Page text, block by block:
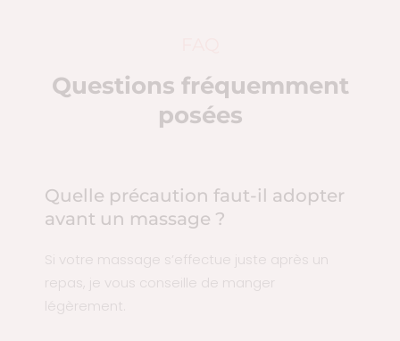
Questions fréquemment
posées
Quelle précaution faut-il adopter
avant un massage ?
Si votre massage s’effectue juste après un
repas, je vous conseille de manger
légèrement.